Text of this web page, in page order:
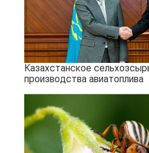
Казахстанское
производства авиатоплива